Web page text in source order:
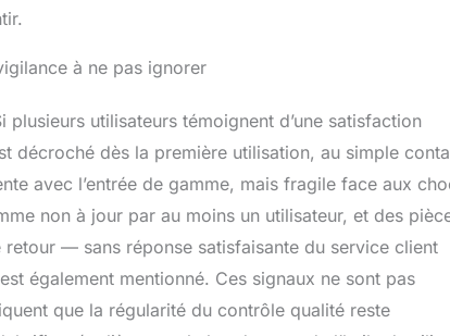
à ne pas ignorer
utilisateurs témoignent d’une satisfaction
décroché dès la première utilisation, au simple
avec l’entrée de gamme, mais fragile face aux
non à jour par au moins un utilisateur, et des
— sans réponse satisfaisante du service client
également mentionné. Ces signaux ne sont pas
que la régularité du contrôle qualité reste